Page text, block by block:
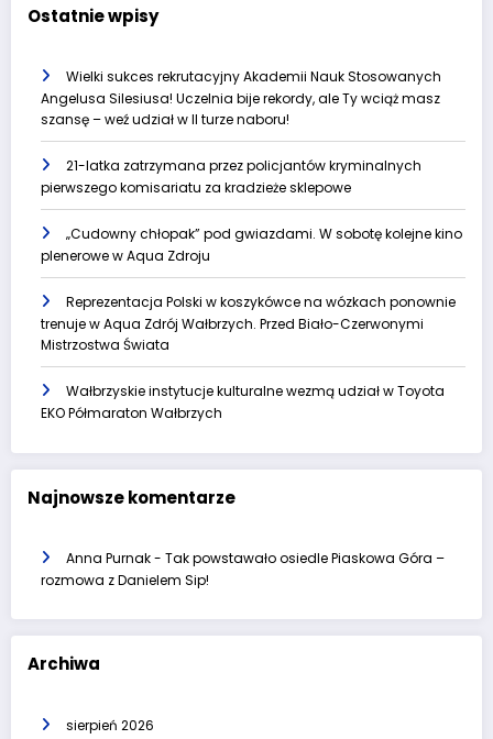
Ostatnie wpisy
Wielki sukces rekrutacyjny Akademii Nauk Stosowanych
Angelusa Silesiusa! Uczelnia bije rekordy, ale Ty wciąż masz
szansę – weź udział w II turze naboru!
21-latka zatrzymana przez policjantów kryminalnych
pierwszego komisariatu za kradzieże sklepowe
„Cudowny chłopak” pod gwiazdami. W sobotę kolejne kino
plenerowe w Aqua Zdroju
Reprezentacja Polski w koszykówce na wózkach ponownie
trenuje w Aqua Zdrój Wałbrzych. Przed Biało-Czerwonymi
Mistrzostwa Świata
Wałbrzyskie instytucje kulturalne wezmą udział w Toyota
EKO Półmaraton Wałbrzych
Najnowsze komentarze
Anna Purnak- Tak powstawało osiedle Piaskowa Góra –
rozmowa z Danielem Sip!
Archiwa
sierpień 2026